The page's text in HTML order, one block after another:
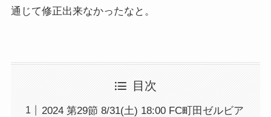
通じて修正出来なかったなと。
目次
2024 第29節 8/31(土) 18:00 FC町田ゼルビア